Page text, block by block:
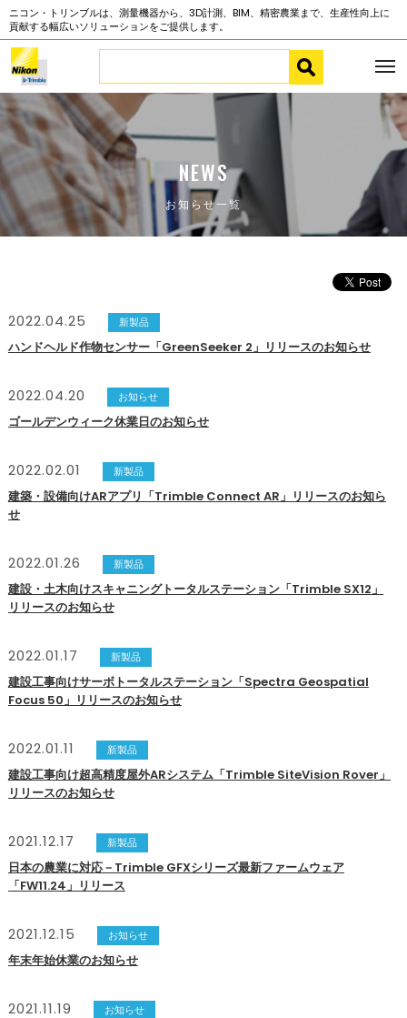
ニコン・トリンブルは、測量機器から、3D計測、BIM、精密農業まで、生産性向上に
貢献する幅広いソリューションをご提供します。
NEWS
お知らせ一覧
2022.04.25 新製品
ハンドヘルド作物センサー「GreenSeeker 2」リリースのお知らせ
2022.04.20 お知らせ
ゴールデンウィーク休業日のお知らせ
2022.02.01 新製品
建築・設備向けARアプリ「Trimble Connect AR」リリースのお知ら
せ
2022.01.26 新製品
建設・土木向けスキャニングトータルステーション「Trimble SX12」
リリースのお知らせ
2022.01.17 新製品
建設工事向けサーボトータルステーション「Spectra Geospatial
Focus 50」リリースのお知らせ
2022.01.11 新製品
建設工事向け超高精度屋外ARシステム「Trimble SiteVision Rover」
リリースのお知らせ
2021.12.17 新製品
日本の農業に対応－Trimble GFXシリーズ最新ファームウェア
「FW11.24」リリース
2021.12.15 お知らせ
年末年始休業のお知らせ
2021.11.19 お知らせ